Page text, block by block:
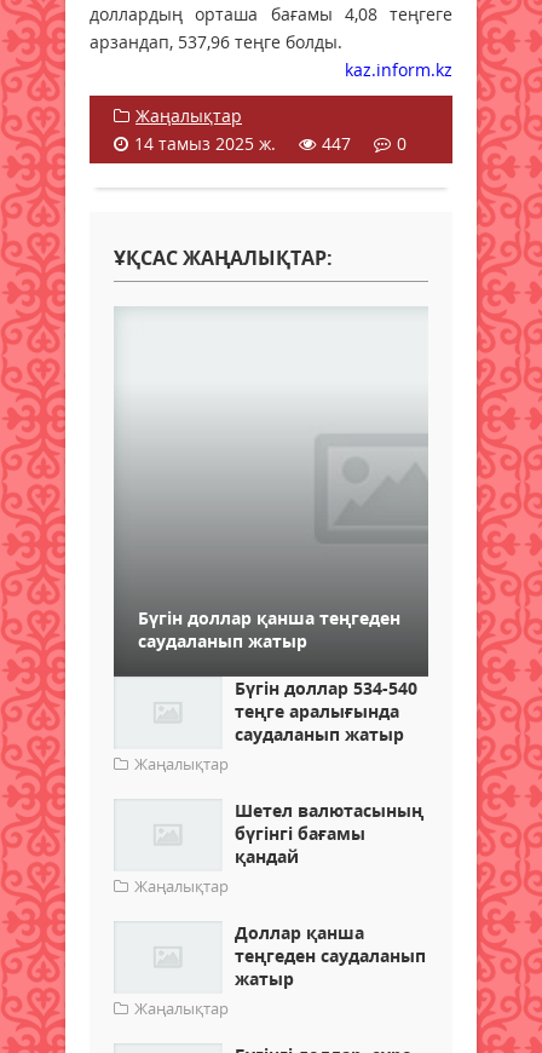
доллардың орташа бағамы 4,08 теңгеге
арзандап, 537,96 теңге болды.
kaz.inform.kz
Жаңалықтар
14 тамыз 2025 ж.
447 0
ҰҚСАС ЖАҢАЛЫҚТАР:
Бүгін доллар қанша теңгеден
саудаланып жатыр
Бүгін доллар 534-540
теңге аралығында
саудаланып жатыр
Жаңалықтар
Шетел валютасының
бүгінгі бағамы
қандай
Жаңалықтар
Доллар қанша
теңгеден саудаланып
жатыр
Жаңалықтар